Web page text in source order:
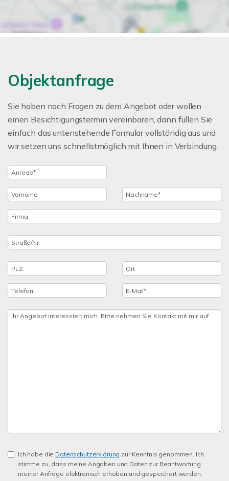
Objektanfrage
Sie haben noch Fragen zu dem Angebot oder wollen
einen Besichtigungstermin vereinbaren, dann füllen Sie
einfach das untenstehende Formular vollständig aus und
wir setzen uns schnellstmöglich mit Ihnen in Verbindung.
Ich habe die Datenschutzerklärung zur Kenntnis genommen. Ich
stimme zu, dass meine Angaben und Daten zur Beantwortung
meiner Anfrage elektronisch erhoben und gespeichert werden.